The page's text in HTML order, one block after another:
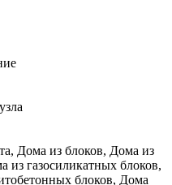
Дома из блоков, Дома из
из газосиликатных блоков,
блоков, Дома